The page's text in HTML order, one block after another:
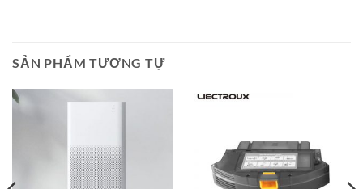
SẢN PHẨM TƯƠNG TỰ